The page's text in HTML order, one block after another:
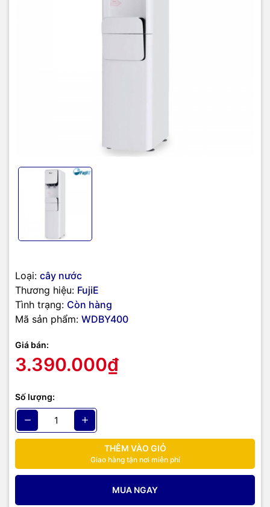
Loại: cây nước
Thương hiệu: FujiE
Tình trạng: Còn hàng
Mã sản phẩm: WDBY400
Giá bán:
3.390.000₫
Số lượng:
THÊM VÀO GIỎ
Giao hàng tận nơi miễn phí
MUA NGAY
Cây nước nóng lạnh FujiE WDBY400 có khả năng làm lạnh nhanh
chóng phù hợp sử dụng tại văn phòng, trường học, các hộ gia
90W. Nhiệt độ nước nóng của cây luôn giữ được ở mức độ cao từ
nước ấm vào mùa đông khi bạn muốn.
Cây nước nóng lạnh cao cấp FujiE WDBY400 được làm lạnh theo
cơ chế Block, lạnh sâu, thích hợp sử dụng dân văn phòng, các hộ